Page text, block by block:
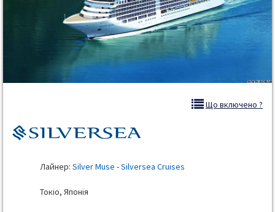
Що включено ?
Лайнер: Silver Muse -Silversea Cruises
Токіо, Японія